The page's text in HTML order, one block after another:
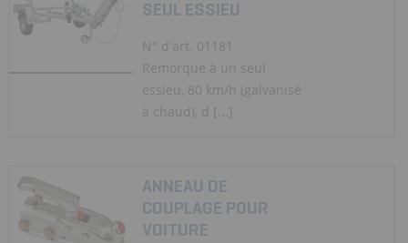
SEUL ESSIEU
N° d'art. 01181
Remorque à un seul
essieu, 80 km/h (galvanisé
à chaud), d [...]
ANNEAU DE
COUPLAGE POUR
VOITURE